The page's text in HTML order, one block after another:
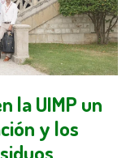
la UIMP un
y los